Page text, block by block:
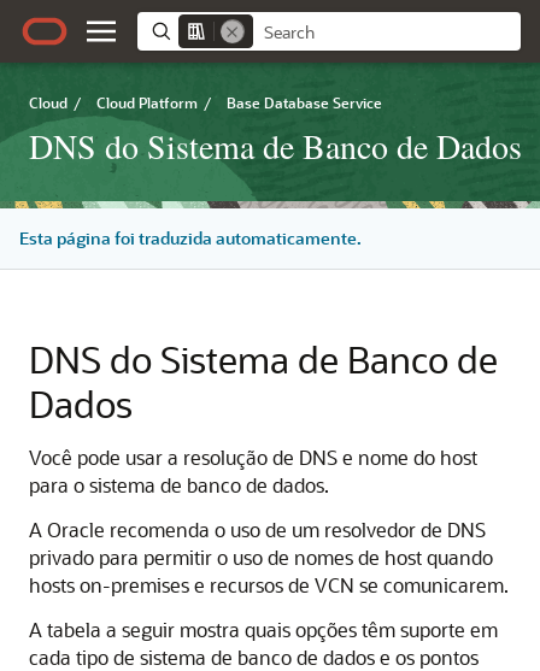
Cloud / Cloud Platform / Base Database Service
DNS do Sistema de Banco de Dados
Esta página foi traduzida automaticamente.
DNS do Sistema de Banco de
Dados
Você pode usar a resolução de DNS e nome do host
para o sistema de banco de dados.
A Oracle recomenda o uso de um resolvedor de DNS
privado para permitir o uso de nomes de host quando
hosts on-premises e recursos de VCN se comunicarem.
A tabela a seguir mostra quais opções têm suporte em
cada tipo de sistema de banco de dados e os pontos